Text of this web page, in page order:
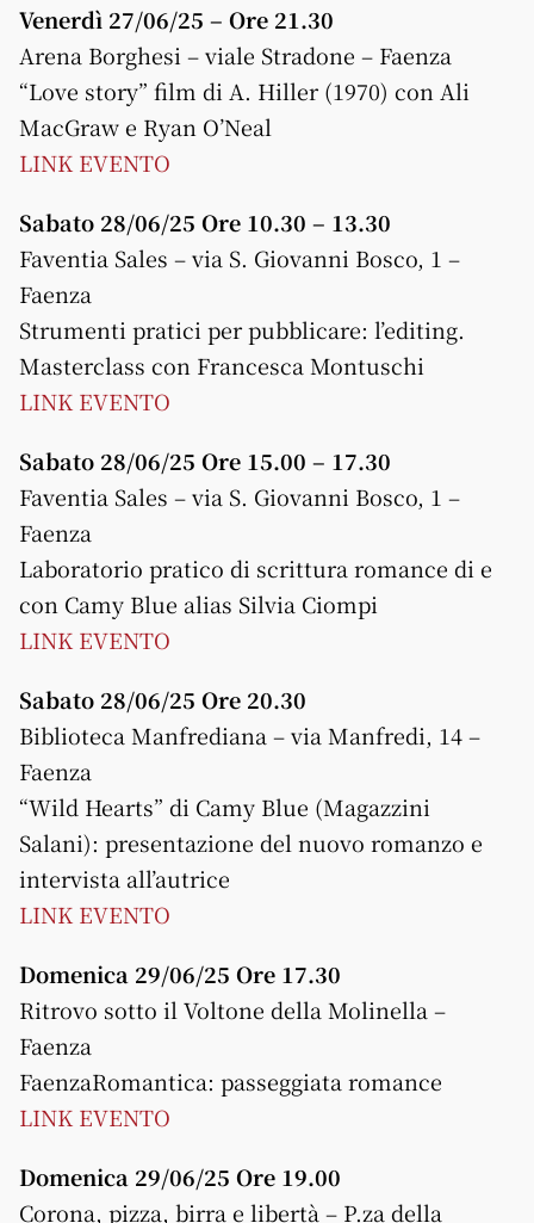
Venerdì 27/06/25 – Ore 21.30
Arena Borghesi – viale Stradone – Faenza
“Love story” film di A. Hiller (1970) con Ali
MacGraw e Ryan O’Neal
LINK EVENTO
Sabato 28/06/25 Ore 10.30 – 13.30
Faventia Sales – via S. Giovanni Bosco, 1 –
Faenza
Strumenti pratici per pubblicare: l’editing.
Masterclass con Francesca Montuschi
LINK EVENTO
Sabato 28/06/25 Ore 15.00 – 17.30
Faventia Sales – via S. Giovanni Bosco, 1 –
Faenza
Laboratorio pratico di scrittura romance di e
con Camy Blue alias Silvia Ciompi
LINK EVENTO
Sabato 28/06/25 Ore 20.30
Biblioteca Manfrediana – via Manfredi, 14 –
Faenza
“Wild Hearts” di Camy Blue (Magazzini
Salani): presentazione del nuovo romanzo e
intervista all’autrice
LINK EVENTO
Domenica 29/06/25 Ore 17.30
Ritrovo sotto il Voltone della Molinella –
Faenza
FaenzaRomantica: passeggiata romance
LINK EVENTO
Domenica 29/06/25 Ore 19.00
Corona, pizza, birra e libertà – P.za della